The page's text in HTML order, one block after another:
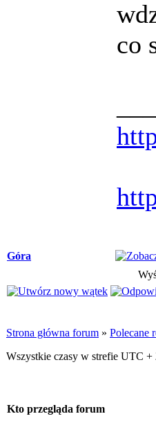
co
Góra
Strona główna forum » Polecane
Wszystkie czasy w strefie UTC +
Kto przegląda forum